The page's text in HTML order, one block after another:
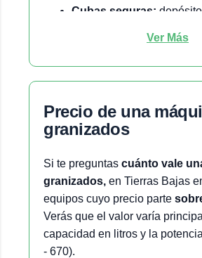
Cubas seguras:
Fácil limpieza:se
limpieza completa te
Ver Más
precio de una máquina de
granizados
Si te preguntas cuánto vale
granizados, en Tierras Bajas
equipos cuyo precio parte
Verás que el valor varía
capacidad en litros y la
- 670).